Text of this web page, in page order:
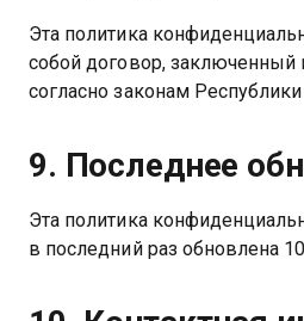
Эта политика
собой договор, заключенный
согласно законам Республики
9. Последнее
Эта политика
в последний раз обновлена